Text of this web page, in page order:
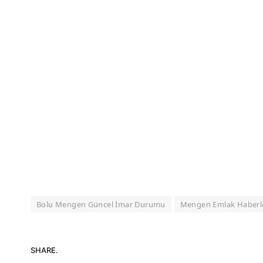
Bolu Mengen Güncel İmar Durumu Mengen Emlak
SHARE.